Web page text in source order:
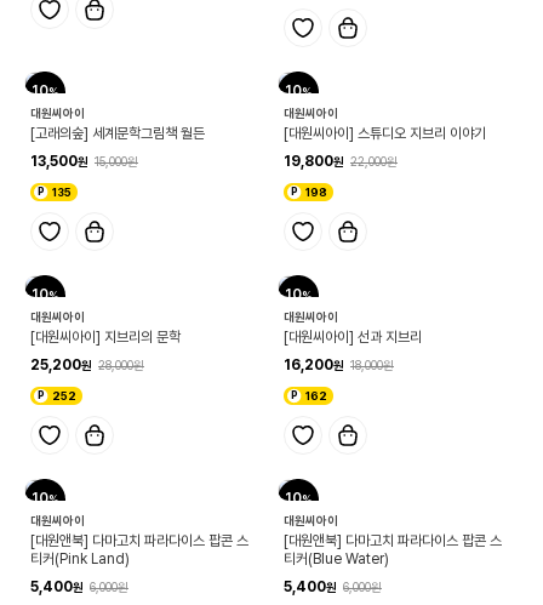
10
대원씨아이
[고래의숲] 세계문학그림책 월든
13,500
15,000
135
10
대원씨아이
[대원씨아이] 스튜디오 지브리 이야기
19,800
22,000
198
10
대원씨아이
[대원씨아이] 지브리의 문학
25,200
28,000
252
10
대원씨아이
[대원씨아이] 선과 지브리
16,200
18,000
162
10
대원씨아이
[대원앤북] 다마고치 파라다이스 팝콘 스
티커(Pink Land)
5,400
6,000
10
대원씨아이
[대원앤북] 다마고치 파라다이스 팝콘 스
티커(Blue Water)
5,400
6,000